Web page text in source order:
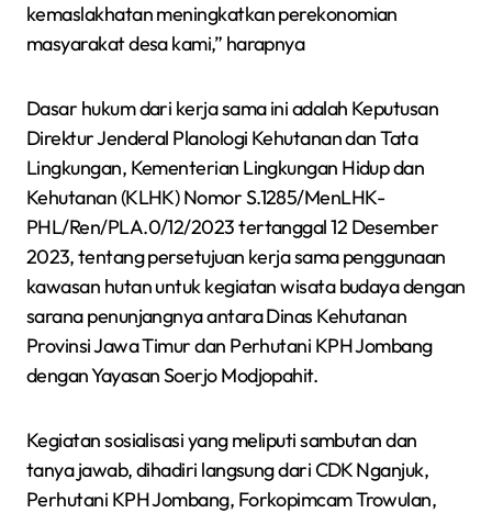
kemaslakhatan meningkatkan perekonomian
masyarakat desa kami,” harapnya
Dasar hukum dari kerja sama ini adalah Keputusan
Direktur Jenderal Planologi Kehutanan dan Tata
Lingkungan, Kementerian Lingkungan Hidup dan
Kehutanan (KLHK) Nomor S.1285/MenLHK-
PHL/Ren/PLA.0/12/2023 tertanggal 12 Desember
2023, tentang persetujuan kerja sama penggunaan
kawasan hutan untuk kegiatan wisata budaya dengan
sarana penunjangnya antara Dinas Kehutanan
Provinsi Jawa Timur dan Perhutani KPH Jombang
dengan Yayasan Soerjo Modjopahit.
Kegiatan sosialisasi yang meliputi sambutan dan
tanya jawab, dihadiri langsung dari CDK Nganjuk,
Perhutani KPH Jombang, Forkopimcam Trowulan,